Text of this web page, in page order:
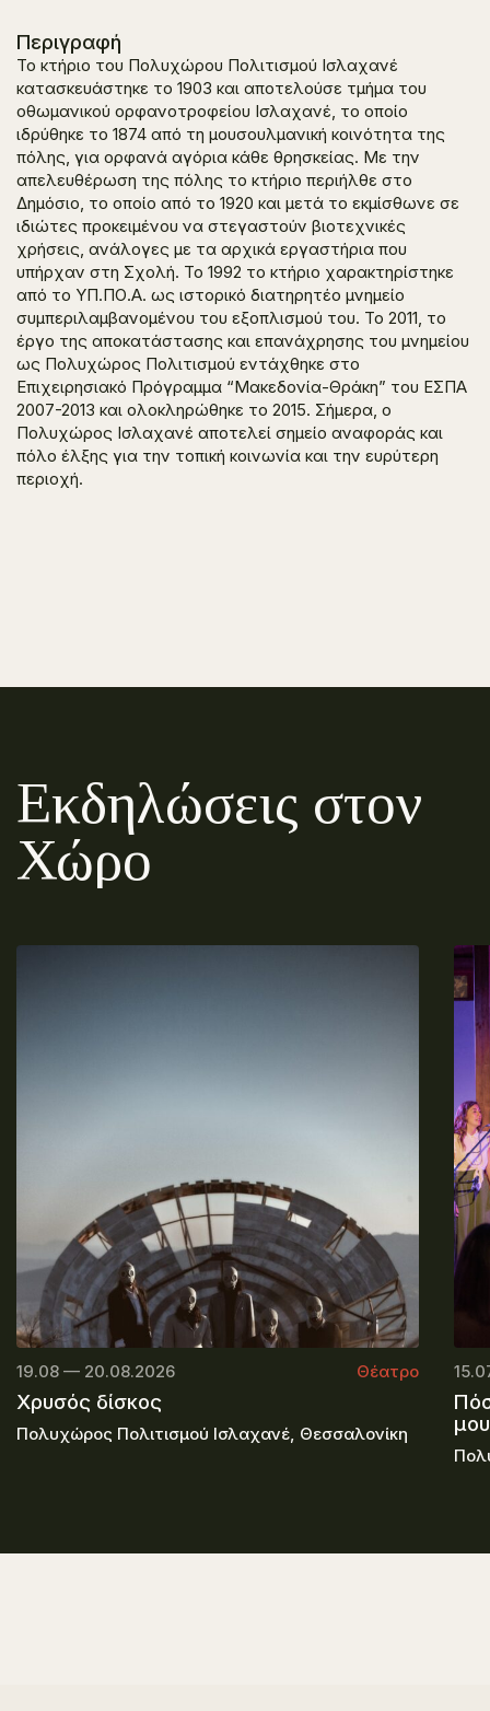
Περιγραφή
Το κτήριο του Πολυχώρου Πολιτισμού Ισλαχανέ
κατασκευάστηκε το 1903 και αποτελούσε τμήμα του
οθωμανικού ορφανοτροφείου Ισλαχανέ, το οποίο
ιδρύθηκε το 1874 από τη μουσουλμανική κοινότητα της
πόλης, για ορφανά αγόρια κάθε θρησκείας. Με την
απελευθέρωση της πόλης το κτήριο περιήλθε στο
Δημόσιο, το οποίο από το 1920 και μετά το εκμίσθωνε σε
ιδιώτες προκειμένου να στεγαστούν βιοτεχνικές
χρήσεις, ανάλογες με τα αρχικά εργαστήρια που
υπήρχαν στη Σχολή. Το 1992 το κτήριο χαρακτηρίστηκε
από το ΥΠ.ΠΟ.Α. ως ιστορικό διατηρητέο μνημείο
συμπεριλαμβανομένου του εξοπλισμού του. Το 2011, το
έργο της αποκατάστασης και επανάχρησης του μνημείου
ως Πολυχώρος Πολιτισμού εντάχθηκε στο
Επιχειρησιακό Πρόγραμμα “Μακεδονία-Θράκη” του ΕΣΠΑ
2007-2013 και ολοκληρώθηκε το 2015. Σήμερα, ο
Πολυχώρος Ισλαχανέ αποτελεί σημείο αναφοράς και
πόλο έλξης για την τοπική κοινωνία και την ευρύτερη
περιοχή.
Εκδηλώσεις στον
Χώρο
19.08 — 20.08.2026 Θέατρο
Χρυσός δίσκος
Πολυχώρος Πολιτισμού Ισλαχανέ, Θεσσαλονίκη
μου